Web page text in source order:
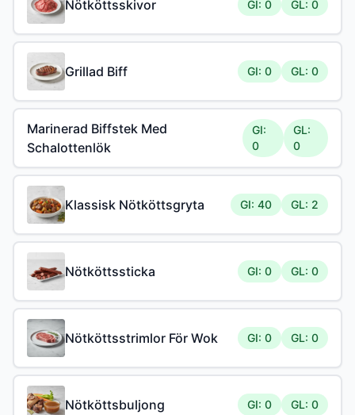
Nötköttsskivor GI: 0 GL: 0
Grillad Biff GI: 0 GL: 0
Marinerad Biffstek Med
Schalottenlök
GI:
0
GL:
0
Klassisk Nötköttsgryta GI: 40 GL: 2
Nötköttssticka GI: 0 GL: 0
Nötköttsstrimlor För Wok GI: 0 GL: 0
Nötköttsbuljong GI: 0 GL: 0